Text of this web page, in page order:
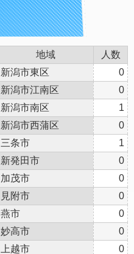
地域
人数
新潟市東区
0
新潟市江南区
0
新潟市南区
1
新潟市西蒲区
0
三条市
1
新発田市
0
加茂市
0
見附市
0
燕市
0
妙高市
0
上越市
0